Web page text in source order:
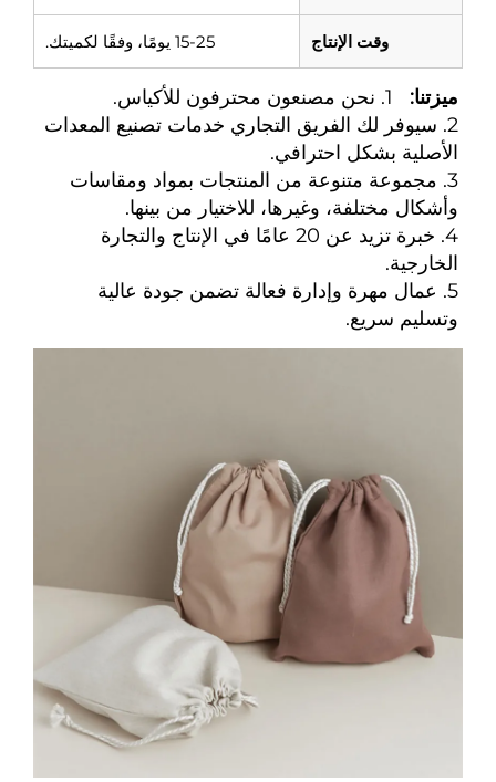
وقت الإنتاج 15-25 يومًا، وفقًا لكميتك.
ميزتنا: 1. نحن مصنعون محترفون للأكياس.
الأصلية بشكل احترافي.
وأشكال مختلفة، وغيرها، للاختيار من بينها.
الخارجية.
وتسليم سريع.